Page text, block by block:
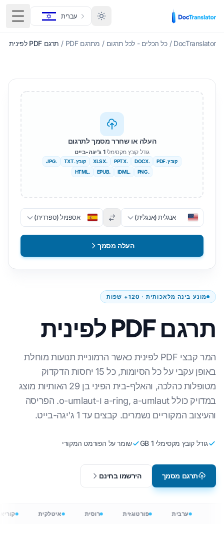
עברית
DocTranslator
/ כל הכלים - לכל תרגום / מתרגם PDF / תרגם PDF לפינית
מונע בינה מלאכותית · 120+ שפות
תרגם PDF לפינית
המר קבצי PDF לפינית כאשר הרמוניית תנועות מוחלת
באופן עקבי על כל הסיומות, כל 15 יחסות הדקדוק
מטופלות כהלכה, והאלף-בית הפיני בן 29 האותיות מוצג
במדויק כולל a-ring, a-umlaut ו-o-umlaut. הפריסה
והעיצוב המקוריים נשמרים. קבצים עד 1 ג'יגה-בייט.
גודל קובץ מקסימלי 1 GB שומר על הפורמט המקורי
תרגם מסמך הירשמו בחינם
העלה או שחרר מסמך לתרגום
גודל קובץ מקסימלי1 ג'יגה-בייט
קובץ .PDF .DOCX
.PPTX
.XLSX קובץ .TXT
.JPG
.PNG
.IDML
.EPUB
.HTML
אנגלית (אנגלית) אספניול (ספרדית)
העלה מסמך
ערבית פורטוגזית רוסית איטלקית